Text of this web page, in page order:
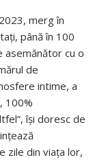
merg în
până în 100
asemănător cu o
de
intime, a
100%
își doresc de
zile din viața lor,